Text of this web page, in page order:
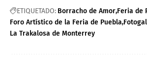
ETIQUETADO: Borracho de Amor Feria de
Foro Artístico de la Feria de Puebla
La Trakalosa de Monterrey